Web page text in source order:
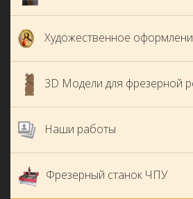
Художественное
3D Модели для фрезерной
Наши работы
Фрезерный станок ЧПУ